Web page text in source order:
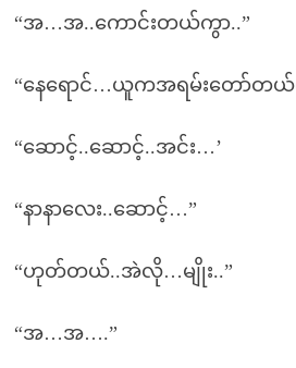
“အ…အ..ကောင်းတယ်ကွာ..”
“နေရောင်…ယူကအရမ်းတော်တယ်
“ဆောင့်..ဆောင့်..အင်း…’
“နာနာလေး..ဆောင့်…”
“ဟုတ်တယ်..အဲလို…မျိုး..”
“အ…အ….”